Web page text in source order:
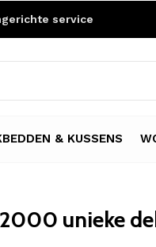
& KUSSENS
service
unieke